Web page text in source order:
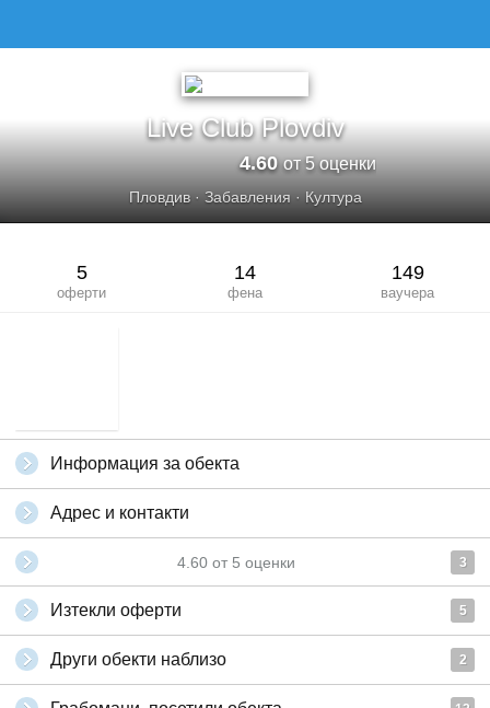
Live Club Plovdiv
4.60от 5 оценки
Пловдив· Забавления· Култура
5
оферти
14
фена
149
ваучера
Информация за обекта
Адрес и контакти
4.60 от 5 оценки 3
Изтекли оферти 5
Други обекти наблизо 2